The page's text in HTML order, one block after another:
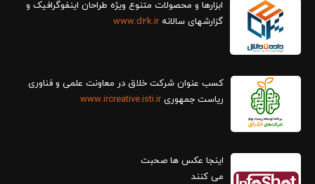
ابزارها و محصولات متنوع ویژه طراحان اینفوگرافیک و
گزارش‎های سالانه
www.d2k.ir
کسب عنوان شرکت خلاق در معاونت علمی و فناوری
ریاست جمهوریwww.ircreative.isti.ir
اینجا عکس ها صحبت
می کنند